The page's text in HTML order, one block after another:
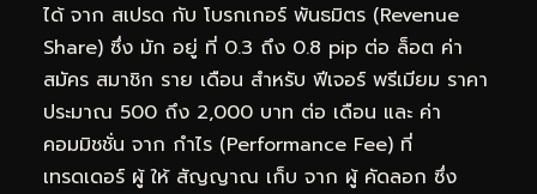
ได้ จาก สเปรด กับ โบรกเกอร์ พันธมิตร (Revenue
Share) ซึ่ง มัก อยู่ ที่ 0.3 ถึง 0.8 pip ต่อ ล็อต ค่า
สมัคร สมาชิก ราย เดือน สำหรับ ฟีเจอร์ พรีเมียม ราคา
ประมาณ 500 ถึง 2,000 บาท ต่อ เดือน และ ค่า
คอมมิชชั่น จาก กำไร (Performance Fee) ที่
เทรดเดอร์ ผู้ ให้ สัญญาณ เก็บ จาก ผู้ คัดลอก ซึ่ง